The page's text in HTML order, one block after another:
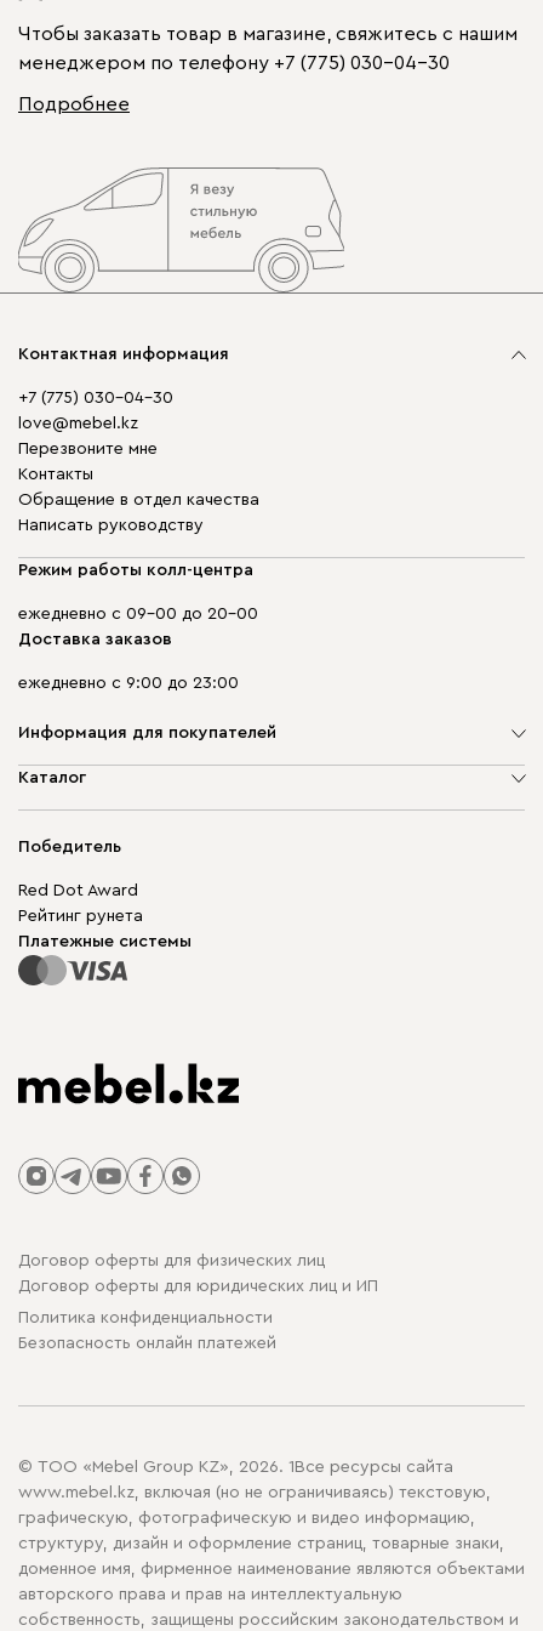
Чтобы заказать товар в магазине, свяжитесь с нашим
менеджером по телефону +7 (775) 030-04-30
Подробнее
Контактная информация
+7 (775) 030-04-30
love@mebel.kz
Перезвоните мне
Контакты
Обращение в отдел качества
Написать руководству
Режим работы колл-центра
ежедневно с 09-00 до 20-00
Доставка заказов
ежедневно с 9:00 до 23:00
Информация для покупателей
О компании
Гарантия
Для бизнеса
Карта сайта
Каталог
Корпусная мебель
Модульная мебель
Столы и стулья
Победитель
Red Dot Award
Рейтинг рунета
Платежные системы
Договор оферты для физических лиц
Договор оферты для юридических лиц и ИП
Политика конфиденциальности
Безопасность онлайн платежей
© ТОО «Mebel Group KZ», 2026. 1Все ресурсы сайта
www.mebel.kz, включая (но не ограничиваясь) текстовую,
графическую, фотографическую и видео информацию,
структуру, дизайн и оформление страниц, товарные знаки,
доменное имя, фирменное наименование являются объектами
авторского права и прав на интеллектуальную
собственность, защищены российским законодательством и